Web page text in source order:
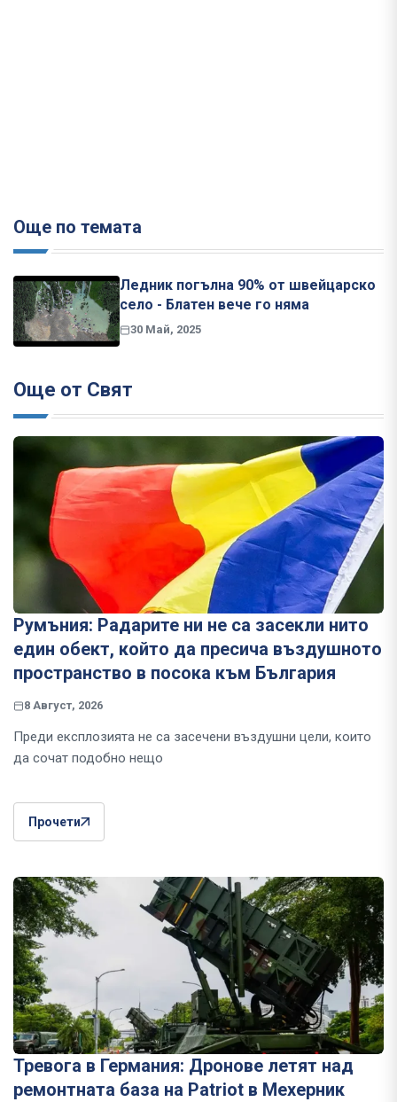
Още по темата
Ледник погълна 90% от швейцарско
село - Блатен вече го няма
30 Май, 2025
Още от Свят
Румъния: Радарите ни не са засекли нито
един обект, който да пресича въздушното
пространство в посока към България
8 Август, 2026
Преди експлозията не са засечени въздушни цели, които
да сочат подобно нещо
Прочети
Тревога в Германия: Дронове летят над
ремонтната база на Patriot в Мехерник